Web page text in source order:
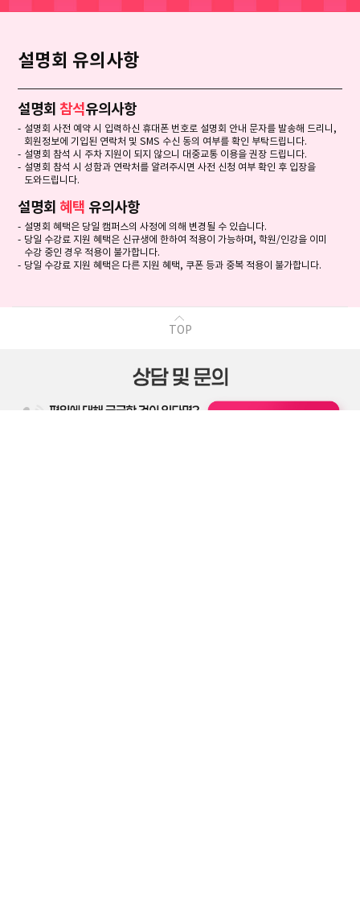
설명회 유의사항
설명회참석유의사항
설명회 사전 예약 시 입력하신 휴대폰 번호로 설명회 안내 문자를 발송해 드리니,
회원정보에 기입된 연락처 및 SMS 수신 동의 여부를 확인 부탁드립니다.
설명회 참석 시 주차 지원이 되지 않으니 대중교통 이용을 권장 드립니다.
설명회 참석 시 성함과 연락처를 알려주시면 사전 신청 여부 확인 후 입장을
도와드립니다.
설명회 혜택 유의사항
설명회 혜택은 당일 캠퍼스의 사정에 의해 변경될 수 있습니다.
당일 수강료 지원 혜택은 신규생에 한하여 적용이 가능하며, 학원/인강을 이미
수강 중인 경우 적용이 불가합니다.
당일 수강료 지원 혜택은 다른 지원 혜택, 쿠폰 등과 중복 적용이 불가합니다.
TOP